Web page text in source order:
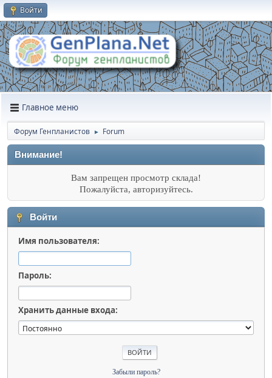
Войти
Главное меню
Форум Генпланистов ► Forum
Внимание!
Вам запрещен просмотр склада!
Пожалуйста, авторизуйтесь.
Войти
Имя пользователя:
Пароль:
Хранить данные входа:
Забыли пароль?